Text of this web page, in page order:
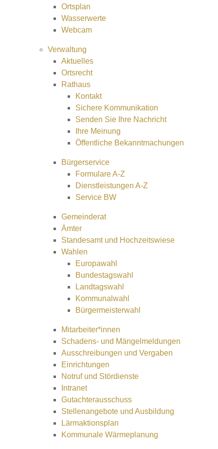
Ortsplan
Wasserwerte
Webcam
Verwaltung
Aktuelles
Ortsrecht
Rathaus
Kontakt
Sichere Kommunikation
Senden Sie Ihre Nachricht
Ihre Meinung
Öffentliche Bekanntmachungen
Bürgerservice
Formulare A-Z
Dienstleistungen A-Z
Service BW
Gemeinderat
Ämter
Standesamt und Hochzeitswiese
Wahlen
Europawahl
Bundestagswahl
Landtagswahl
Kommunalwahl
Bürgermeisterwahl
Mitarbeiter*innen
Schadens- und Mängelmeldungen
Ausschreibungen und Vergaben
Einrichtungen
Notruf und Stördienste
Intranet
Gutachterausschuss
Stellenangebote und Ausbildung
Lärmaktionsplan
Kommunale Wärmeplanung